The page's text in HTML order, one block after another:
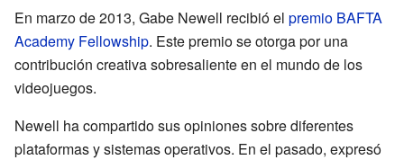
En marzo de 2013, Gabe Newell recibió el premio BAFTA
Academy Fellowship. Este premio se otorga por una
contribución creativa sobresaliente en el mundo de los
videojuegos.
Newell ha compartido sus opiniones sobre diferentes
plataformas y sistemas operativos. En el pasado, expresó